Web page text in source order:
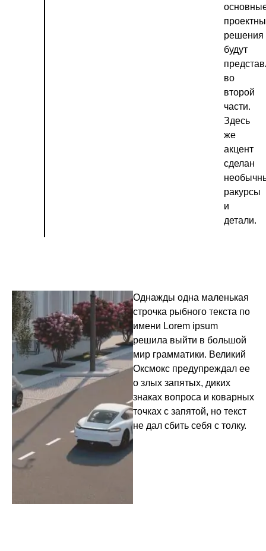
решения
будут
во
второй
части.
Здесь
же
акцент
сделан
ракурсы
и
детали.
Однажды одна маленькая
строчка рыбного текста по
имени Lorem ipsum
решила выйти в большой
мир грамматики. Великий
Оксмокс предупреждал ее
о злых запятых, диких
знаках вопроса и коварных
точках с запятой, но текст
не дал сбить себя с толку.